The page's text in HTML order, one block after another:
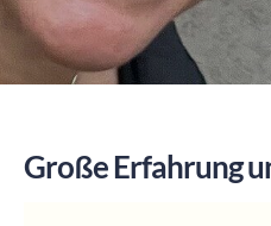
Große Erfahrung